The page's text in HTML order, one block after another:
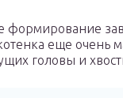
формирование
еще
головы и